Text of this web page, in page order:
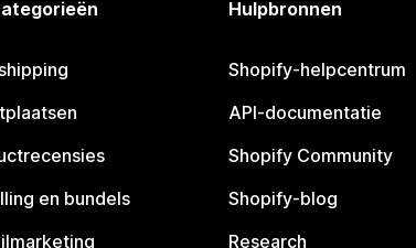
en bundels
Hulpbronnen
Shopify-helpcentrum
API-documentatie
Shopify Community
Shopify-blog
Research